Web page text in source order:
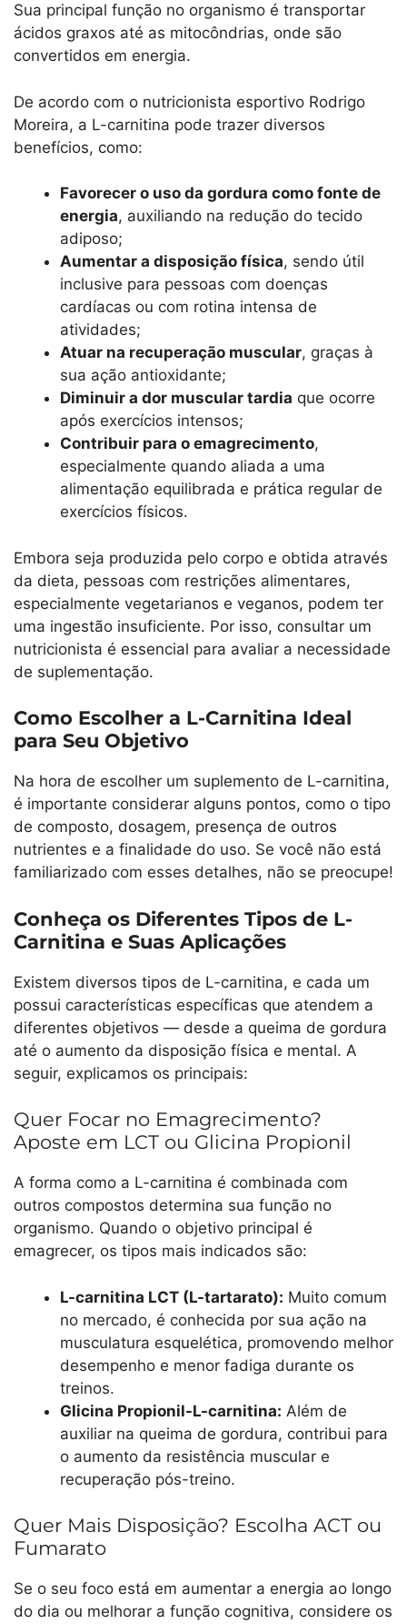
Sua principal função no organismo é transportar
ácidos graxos até as mitocôndrias, onde são
convertidos em energia.
De acordo com o nutricionista esportivo Rodrigo
Moreira, a L-carnitina pode trazer diversos
benefícios, como:
Favorecer o uso da gordura como fonte de
energia, auxiliando na redução do tecido
adiposo;
Aumentar a disposição física, sendo útil
inclusive para pessoas com doenças
cardíacas ou com rotina intensa de
atividades;
Atuar na recuperação muscular, graças à
sua ação antioxidante;
Diminuir a dor muscular tardia que ocorre
após exercícios intensos;
Contribuir para o emagrecimento,
especialmente quando aliada a uma
alimentação equilibrada e prática regular de
exercícios físicos.
Embora seja produzida pelo corpo e obtida através
da dieta, pessoas com restrições alimentares,
especialmente vegetarianos e veganos, podem ter
uma ingestão insuficiente. Por isso, consultar um
nutricionista é essencial para avaliar a necessidade
de suplementação.
Como Escolher a L-Carnitina Ideal
para Seu Objetivo
Na hora de escolher um suplemento de L-carnitina,
é importante considerar alguns pontos, como o tipo
de composto, dosagem, presença de outros
nutrientes e a finalidade do uso. Se você não está
familiarizado com esses detalhes, não se preocupe!
Conheça os Diferentes Tipos de L-
Carnitina e Suas Aplicações
Existem diversos tipos de L-carnitina, e cada um
possui características específicas que atendem a
diferentes objetivos — desde a queima de gordura
até o aumento da disposição física e mental. A
seguir, explicamos os principais:
Quer Focar no Emagrecimento?
Aposte em LCT ou Glicina Propionil
A forma como a L-carnitina é combinada com
outros compostos determina sua função no
organismo. Quando o objetivo principal é
emagrecer, os tipos mais indicados são:
L-carnitina LCT (L-tartarato): Muito comum
no mercado, é conhecida por sua ação na
musculatura esquelética, promovendo melhor
desempenho e menor fadiga durante os
treinos.
Glicina Propionil-L-carnitina: Além de
auxiliar na queima de gordura, contribui para
o aumento da resistência muscular e
recuperação pós-treino.
Quer Mais Disposição? Escolha ACT ou
Fumarato
Se o seu foco está em aumentar a energia ao longo
do dia ou melhorar a função cognitiva, considere os